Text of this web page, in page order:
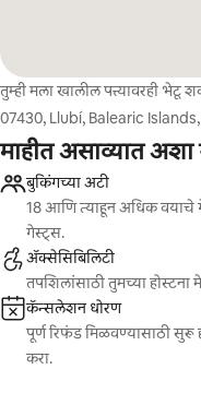
तुम्ही मला खालील पत्त्यावरही भेटू
07430, Llubí, Balearic
माहीत असाव्यात अशा
बुकिंगच्या अटी
18 आणि त्याहून अधिक वयाचे
गेस्ट्स.
ॲक्सेसिबिलिटी
तपशिलांसाठी तुमच्या होस्टना
कॅन्सलेशन धोरण
पूर्ण रिफंड मिळवण्यासाठी
करा.